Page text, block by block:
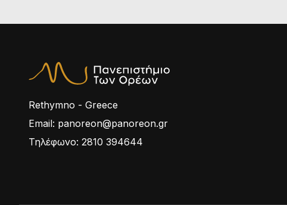
Rethymno - Greece
Email: panoreon@panoreon.gr
Τηλέφωνο: 2810 394644